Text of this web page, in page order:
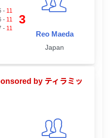
- 11
- 11
- 11
3
Reo Maeda
Japan
by ティラミッ